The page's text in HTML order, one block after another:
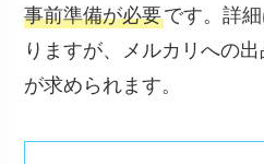
事前準備が必要です。詳
りますが、メルカリへの
が求められます。